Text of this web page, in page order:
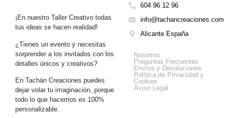
¡En nuestro Taller Creativo todas
tus ideas se hacen realidad!
¿Tienes un evento y necesitas
sorprender a los invitados con los
detalles únicos y creativos?
En Tachán Creaciones puedes
dejar volar tu imaginación, porque
todo lo que hacemos es 100%
personalizable.
604 96 12 96
info@tachancreaciones.com
Alicante España
Nosotros
Preguntas Frecuentes
Envíos y Devoluciones
Política de Privacidad y
Cookies
Aviso Legal